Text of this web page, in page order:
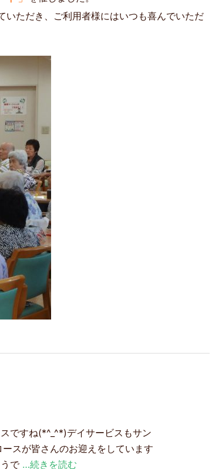
ただき、ご利用者様にはいつも喜んでいただ
ですね(*^_^*)デイサービスもサン
ースが皆さんのお迎えをしています
で …続きを読む